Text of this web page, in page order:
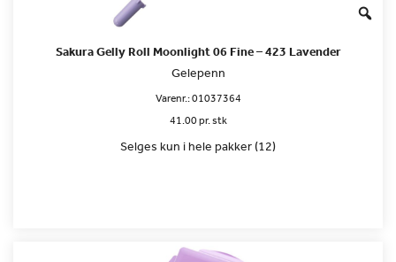
Sakura Gelly Roll Moonlight 06 Fine – 423 Lavender
Gelepenn
Varenr.:01037364
41.00 pr. stk
Selges kun i hele pakker (12)